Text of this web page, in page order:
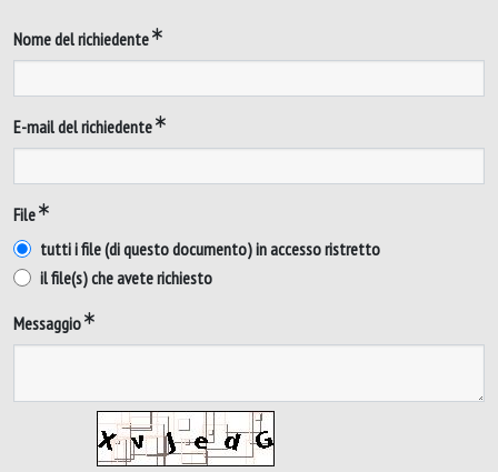
Nome del richiedente
E-mail del richiedente
File
tutti i file (di questo documento) in accesso ristretto
il file(s) che avete richiesto
Messaggio